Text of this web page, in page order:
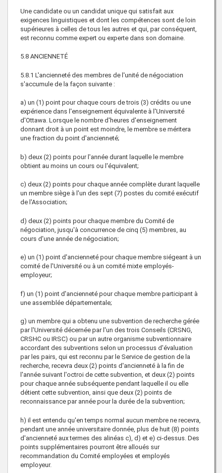
Une candidate ou un candidat unique qui satisfait aux
exigences linguistiques et dont les compétences sont de loin
supérieures à celles de tous les autres et qui, par conséquent,
est reconnu comme expert ou experte dans son domaine.
5.8 ANCIENNETÉ
5.8.1 L'ancienneté des membres de l'unité de négociation
s'accumule de la façon suivante :
a) un (1) point pour chaque cours de trois (3) crédits ou une
expérience dans l'enseignement équivalente à l'Université
d'Ottawa. Lorsque le nombre d'heures d'enseignement
donnant droit à un point est moindre, le membre se méritera
une fraction du point d'ancienneté;
b) deux (2) points pour l'année durant laquelle le membre
obtient au moins un cours ou l'équivalent;
c) deux (2) points pour chaque année complète durant laquelle
un membre siège à l'un des sept (7) postes du comité exécutif
de l'Association;
d) deux (2) points pour chaque membre du Comité de
négociation, jusqu'à concurrence de cinq (5) membres, au
cours d'une année de négociation;
e) un (1) point d'ancienneté pour chaque membre siégeant à un
comité de l'Université ou à un comité mixte employés-
employeur;
f) un (1) point d'ancienneté pour chaque membre participant à
une assemblée départementale;
g) un membre qui a obtenu une subvention de recherche gérée
par l'Université décernée par l'un des trois Conseils (CRSNG,
CRSHC ou IRSC) ou par un autre organisme subventionnaire
accordant des subventions selon un processus d'évaluation
par les pairs, qui est reconnu par le Service de gestion de la
recherche, recevra deux (2) points d'ancienneté à la fin de
l'année suivant l'octroi de cette subvention, et deux (2) points
pour chaque année subséquente pendant laquelle il ou elle
détient cette subvention, ainsi que deux (2) points de
reconnaissance par année pour la durée de la subvention;
h) il est entendu qu'en temps normal aucun membre ne recevra,
pendant une année universitaire donnée, plus de huit (8) points
d'ancienneté aux termes des alinéas c), d) et e) ci-dessus. Des
points supplémentaires pourront être alloués sur
recommandation du Comité employées et employés
employeur.